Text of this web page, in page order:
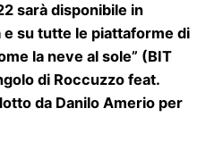
sarà disponibile in
su tutte le piattaforme di
la neve al sole” (BIT
di Roccuzzo feat.
da Danilo Amerio per